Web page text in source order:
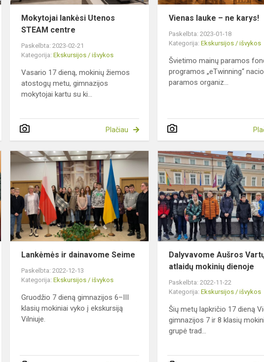
Mokytojai lankėsi Utenos
STEAM centre
Paskelbta: 2023-02-21
Kategorija:Ekskursijos / išvykos
Vasario 17 dieną, mokinių žiemos
atostogų metu, gimnazijos
mokytojai kartu su ki...
Plačiau
Vienas lauke – ne karys!
Paskelbta: 2023-01-18
Kategorija:Ekskursijos / išvykos
Švietimo mainų paramos
programos „eTwinning“
paramos organiz...
Daryti
gera...
lengva!
Lankėmės
ir
dainavome
Seime
Lankėmės ir dainavome Seime
Paskelbta: 2022-12-13
Kategorija:Ekskursijos / išvykos
Gruodžio 7 dieną gimnazijos 6–III
klasių mokiniai vyko į ekskursiją
Vilniuje.
Dalyvavome Aušros
atlaidų mokinių dienoje
Paskelbta: 2022-11-22
Kategorija:Ekskursijos / išvykos
Šių metų lapkričio 17 dieną
gimnazijos 7 ir 8 klasių
grupė trad...